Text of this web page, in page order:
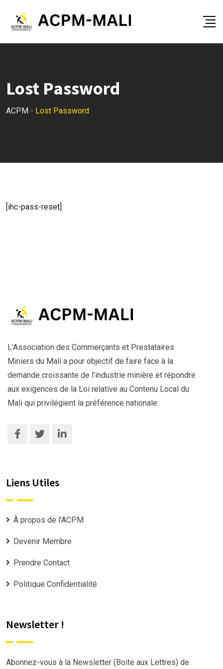
content
Lost Password
ACPM - Lost Password
[ihc-pass-reset]
L'Association des Commerçants et Prestataires
Miniers du Mali a pour objectif de faire face à la
demande croissante de l’industrie minière et répondre
aux exigences de la Loi relative au Contenu Local du
Mali qui privilégient la préférence nationale.
Liens Utiles
À propos de l’ACPM
Devenir Membre
Prendre Contact
Politique Confidentialité
Newsletter !
Abonnez-vous à la Newsletter (Boite aux Lettres) de